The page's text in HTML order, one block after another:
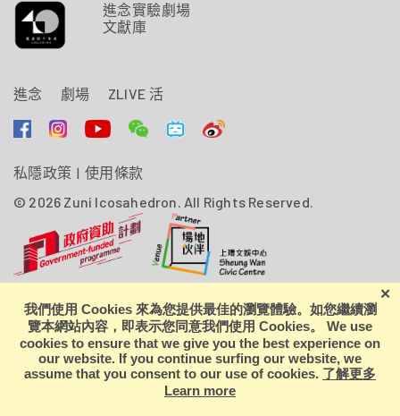
進念實驗劇場
文獻庫
進念 劇場 ZLIVE 活
私隱政策 | 使用條款
© 2026 Zuni Icosahedron. All Rights Reserved.